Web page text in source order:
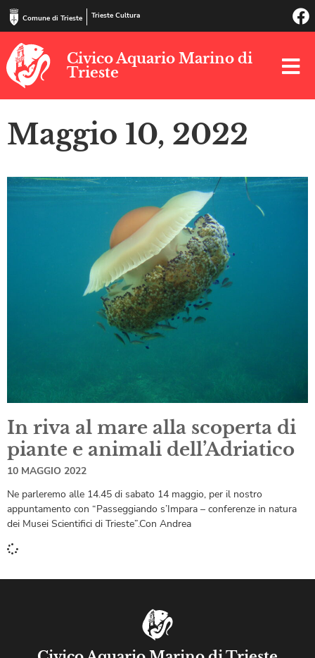
Comune di Trieste Trieste Cultura
Civico Aquario Marino di
Trieste
Maggio 10, 2022
In riva al mare alla scoperta di
piante e animali dell’Adriatico
10 MAGGIO 2022
Ne parleremo alle 14.45 di sabato 14 maggio, per il nostro
appuntamento con “Passeggiando s’Impara – conferenze in natura
dei Musei Scientifici di Trieste”.Con Andrea